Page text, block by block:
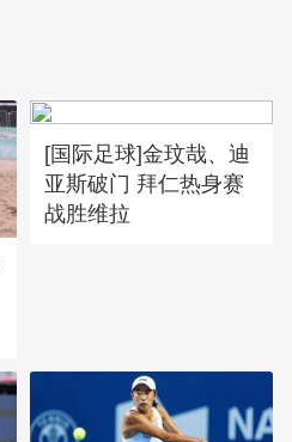
[国际足球]金玟哉、迪
亚斯破门 拜仁热身赛
战胜维拉